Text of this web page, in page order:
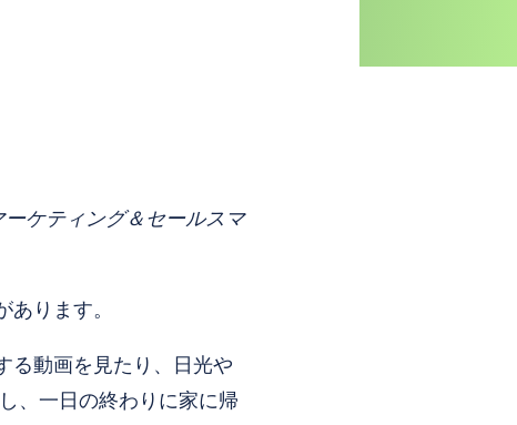
ーケティング＆セールスマ
ります。
る動画を見たり、日光や
、一日の終わりに家に帰